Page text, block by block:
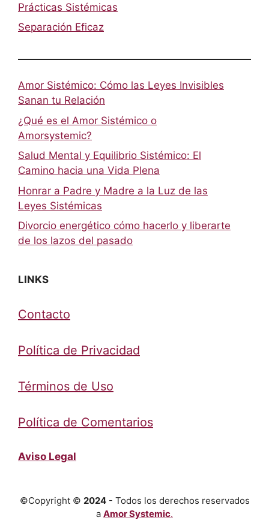
Prácticas Sistémicas
Separación Eficaz
Amor Sistémico: Cómo las Leyes Invisibles
Sanan tu Relación
¿Qué es el Amor Sistémico o
Amorsystemic?
Salud Mental y Equilibrio Sistémico: El
Camino hacia una Vida Plena
Honrar a Padre y Madre a la Luz de las
Leyes Sistémicas
Divorcio energético cómo hacerlo y liberarte
de los lazos del pasado
LINKS
Contacto
Política de Privacidad
Términos de Uso
Política de Comentarios
Aviso Legal
©Copyright © 2024- Todos los derechos reservados
a Amor Systemic.